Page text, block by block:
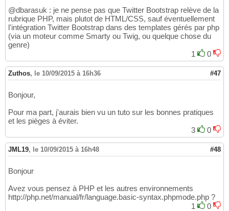
@dbarasuk : je ne pense pas que Twitter Bootstrap relève de la
rubrique PHP, mais plutot de HTML/CSS, sauf éventuellement
l'intégration Twitter Bootstrap dans des templates gérés par php
(via un moteur comme Smarty ou Twig, ou quelque chose du
genre)
1
0
Zuthos, le 10/09/2015 à 16h36 #47
Bonjour,
Pour ma part, j'aurais bien vu un tuto sur les bonnes pratiques
et les pièges à éviter.
3
0
JML19, le 10/09/2015 à 16h48 #48
Bonjour
Avez vous pensez à PHP et les autres environnements
http://php.net/manual/fr/language.basic-syntax.phpmode.php ?
1
0